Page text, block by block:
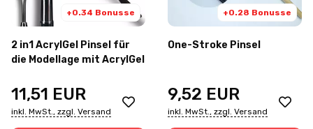
+0.34 Bonusse
2 in1 AcrylGel Pinsel für
die Modellage mit AcrylGel
11,51 EUR
inkl. MwSt., zzgl. Versand
+0.28 Bonusse
One-Stroke Pinsel
9,52 EUR
inkl. MwSt., zzgl. Versand